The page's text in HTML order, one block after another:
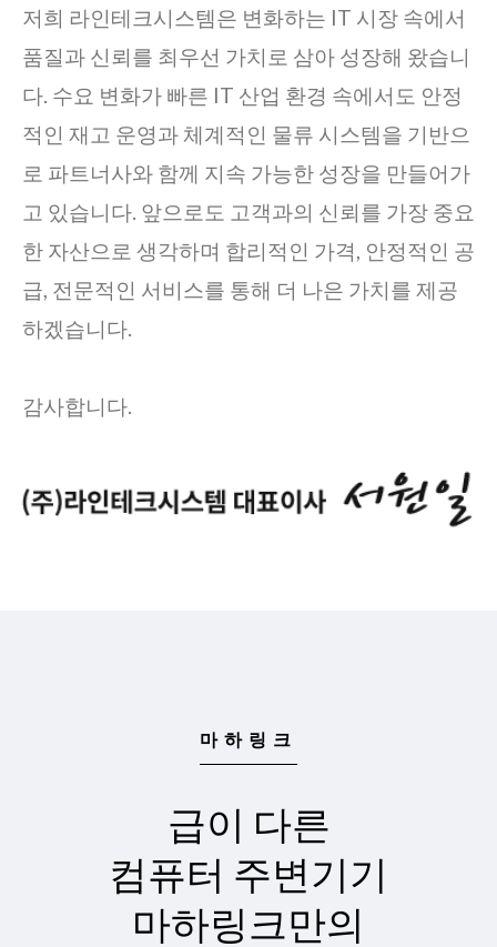
저희 라인테크시스템은 변화하는 IT 시장 속에서
품질과 신뢰를 최우선 가치로 삼아 성장해 왔습니
다. 수요 변화가 빠른 IT 산업 환경 속에서도 안정
적인 재고 운영과 체계적인 물류 시스템을 기반으
로 파트너사와 함께 지속 가능한 성장을 만들어가
고 있습니다. 앞으로도 고객과의 신뢰를 가장 중요
한 자산으로 생각하며 합리적인 가격, 안정적인 공
급, 전문적인 서비스를 통해 더 나은 가치를 제공
하겠습니다.
감사합니다.
마하링크
급이 다른
컴퓨터 주변기기
마하링크만의